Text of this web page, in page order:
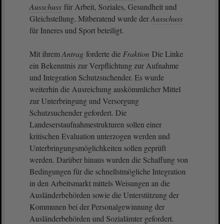
Ausschuss für Arbeit, Soziales, Gesundheit und
Gleichstellung. Mitberatend wurde derAusschuss
für Inneres und Sport beteiligt.
Mit ihremAntrag forderte die Fraktion Die Linke
ein Bekenntnis zur Verpflichtung zur Aufnahme
und Integration Schutzsuchender. Es wurde
weiterhin die Ausreichung auskömmlicher Mittel
zur Unterbringung und Versorgung
Schutzsuchender gefordert. Die
Landeserstaufnahmestrukturen sollen einer
kritischen Evaluation unterzogen werden und
Unterbringungsmöglichkeiten sollen geprüft
werden. Darüber hinaus wurden die Schaffung von
Bedingungen für die schnellstmögliche Integration
in den Arbeitsmarkt mittels Weisungen an die
Ausländerbehörden sowie die Unterstützung der
Kommunen bei der Personalgewinnung der
Ausländerbehörden und Sozialämter gefordert.